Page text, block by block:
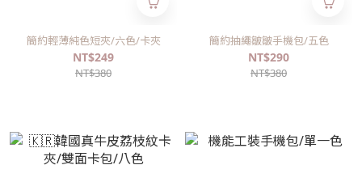
簡約輕薄純色短夾/六色/卡夾
NT$249
NT$380
簡約抽繩皺皺手機包/五色
NT$290
NT$380